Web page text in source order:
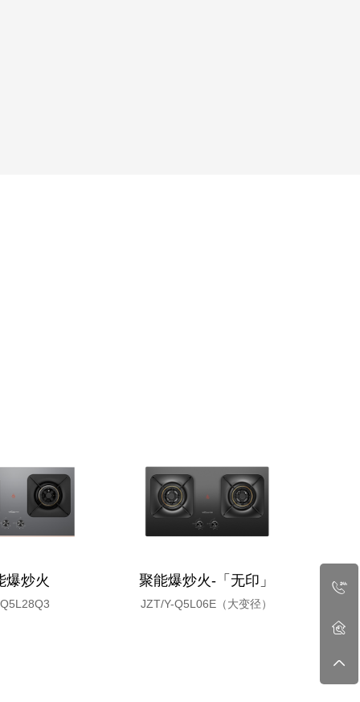
爆炒火 聚能爆炒火-「无印」
JZT/Y-Q5L06E（大变径）
聚